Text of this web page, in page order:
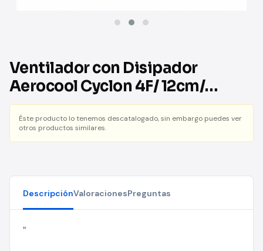
Ventilador con Disipador
Aerocool Cyclon 4F/ 12cm/
Blanco
Éste producto lo tenemos descatalogado, sin embargo puedes ver
otros productos similares.
DescripciónValoracionesPreguntas
"